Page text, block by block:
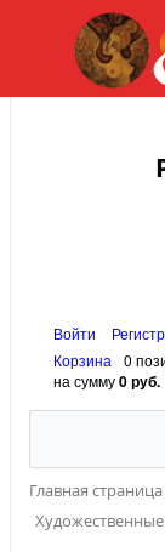
Войти
Корзина
0
на сумму0 руб.
Главная страница